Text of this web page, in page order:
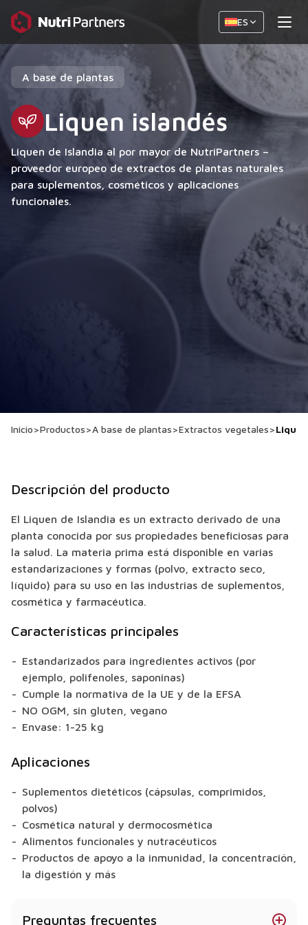
ES
A base de plantas
Liquen islandés
Liquen de Islandia al por mayor de NutriPartners –
proveedor europeo de extractos de plantas naturales
para suplementos, cosméticos y aplicaciones
funcionales.
Inicio>Productos>A base de plantas>Extractos vegetales>
Descripción del producto
El Liquen de Islandia es un extracto derivado de una
planta conocida por sus propiedades beneficiosas para
la salud. La materia prima está disponible en varias
estandarizaciones y formas (polvo, extracto seco,
líquido) para su uso en las industrias de suplementos,
cosmética y farmacéutica.
Características principales
Estandarizados para ingredientes activos (por
ejemplo, polifenoles, saponinas)
Cumple la normativa de la UE y de la EFSA
NO OGM, sin gluten, vegano
Envase: 1-25 kg
Aplicaciones
Suplementos dietéticos (cápsulas, comprimidos,
polvos)
Cosmética natural y dermocosmética
Alimentos funcionales y nutracéuticos
Productos de apoyo a la inmunidad, la concentración,
la digestión y más
Preguntas frecuentes